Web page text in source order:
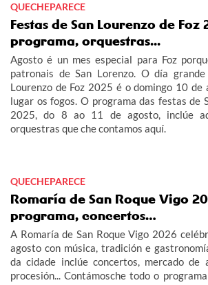
QUECHEPARECE
Festas de San Lourenzo de Foz
programa, orquestras...
Agosto é un mes especial para Foz
patronais de San Lorenzo. O día
Lourenzo de Foz 2025 é o domingo 10 de
lugar os fogos. O programa das festas de
2025, do 8 ao 11 de agosto, inclúe
orquestras que che contamos aquí.
QUECHEPARECE
Romaría de San Roque Vigo
programa, concertos…
A Romaría de San Roque Vigo 2026
agosto con música, tradición e
da cidade inclúe concertos, mercado de
procesión... Contámosche todo o